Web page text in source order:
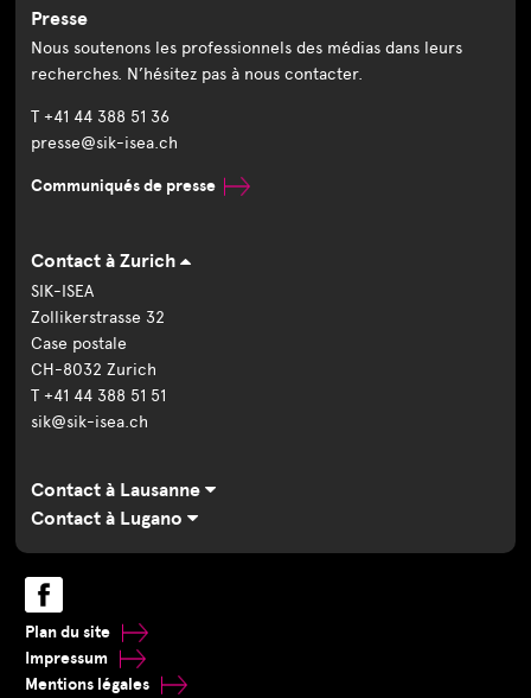
Presse
Nous soutenons les professionnels des médias dans leurs
recherches. N’hésitez pas à nous contacter.
T +41 44 388 51 36
presse@sik-isea.ch
Communiqués de presse
Contact à Zurich
SIK-ISEA
Zollikerstrasse 32
Case postale
CH-8032 Zurich
T +41 44 388 51 51
sik@sik-isea.ch
Contact à Lausanne
Contact à Lugano
Plan du site
Impressum
Mentions légales